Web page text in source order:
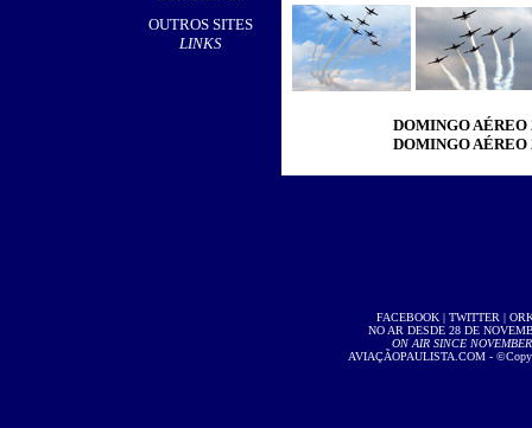
OUTROS SITES
LINKS
DOMINGO AÉREO
DOMINGO AÉREO
FACEBOOK| TWITTER |
NO AR DESDE 28 DE
ON AIR SINCE
AVIAÇÃOPAULISTA.COM -